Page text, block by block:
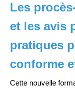
Les
et les avis
pratiques
conforme
Cette nouvelle